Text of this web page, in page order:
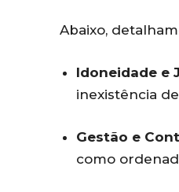
Abaixo,
Idoneidade e
inexistência
Gestão e
como